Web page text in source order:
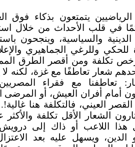
يتمتعون بذكاء فوق
في قلب الأحداث من خلال
والسياسية، وينجحون
وللرغي الجماهيري
تكلفة ومن أقصر الطرق
شعار تعاطفًا مع غزة، لكنه لا
تعاطفنا مع فقراء
أمام أفران العيش، أو المرضى
العيني، فالتكلفة هنا غالية!.
الشعار الأقل تكلفة والأكثر
هذا اللاعب أو ذاك إلى
ويسهل عليه بعد